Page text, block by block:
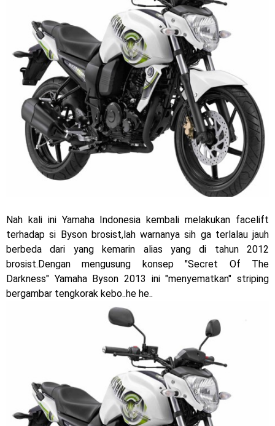
Jelajah Petualangan Tanpa Batas
Yamalube Power XP Matic resmi dirilis untuk skutik Blue
Core 125cc dengan mobilitas tinggi
Yamaha Indonesia Rilis Warna Baru Fazzio Hybrid yang lebih
Eye Catchy & Kece Abis
Sudah pakai diskbrake belakang ! Yamaha Indonesia Resmi
perkenalkan Aerox Alpha 155 Turbo !
Yamaha Nmax Turbo 155 sudah lahir, Aerox Turbo hanya
Honda Indonesia resmi jual New CBR 1000RR-R Fireblade
2025, harganya mantap !
Dukung MotoGP Mandalika 2024, AHM serahkan 10 unit
motor listrik EM1 e
Yamaha Indonesia resmi luncurkan Nmax 155 Turbo
Sudah pakai winglet Karbon, Yamaha resmi merilis YZF-R1
dan YZF-R1M model 2025 !
Begini penampakan livery Kawasaki Ninja ZX-25RR KRT
Nah kali ini Yamaha Indonesia kembali melakukan facelift
terhadap si Byson brosist,lah warnanya sih ga terlalau jauh
berbeda dari yang kemarin alias yang di tahun 2012
brosist.Dengan mengusung konsep "Secret Of The
Darkness" Yamaha Byson 2013 ini "menyematkan" striping
bergambar tengkorak kebo..he he..